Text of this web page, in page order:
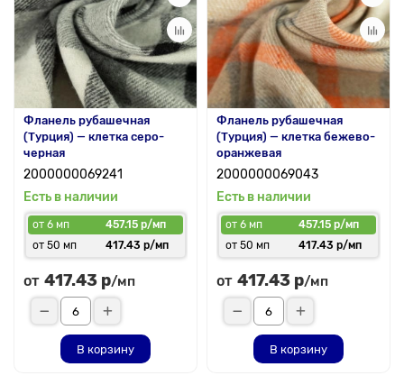
Фланель рубашечная
(Турция) — клетка серо-
черная
2000000069241
Есть в наличии
от 6 мп
457.15 р/мп
от 50 мп
417.43 р/мп
от 417.43 р/мп
В корзину
Фланель рубашечная
(Турция) — клетка бежево-
оранжевая
2000000069043
Есть в наличии
от 6 мп
457.15 р/мп
от 50 мп
417.43 р/мп
от 417.43 р/мп
В корзину